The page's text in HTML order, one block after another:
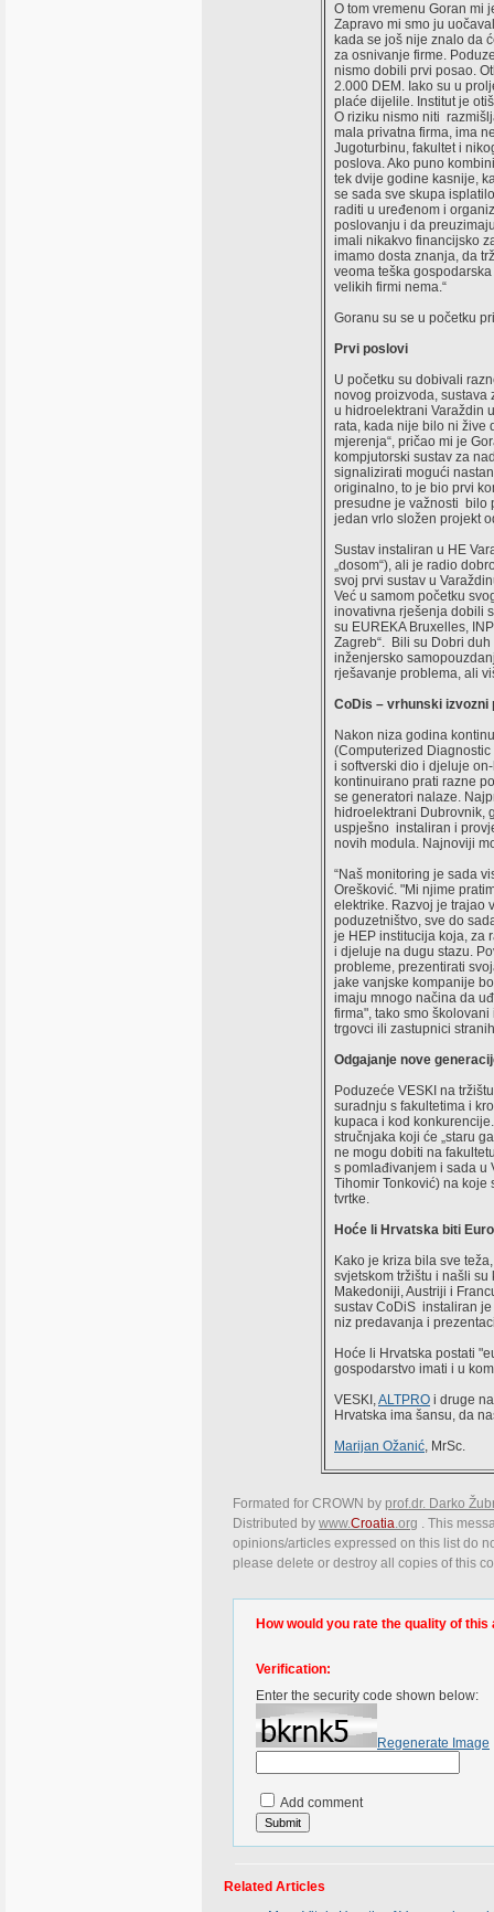
O tom vremenu Goran mi
Zapravo mi smo ju
kada se još nije znalo da
za osnivanje firme.
nismo dobili prvi posao.
2.000 DEM. Iako su u
plaće dijelile. Institut je
O riziku nismo niti
mala privatna firma, ima
Jugoturbinu, fakultet i
poslova. Ako puno
tek dvije godine kasnije,
se sada sve skupa
raditi u uređenom i
poslovanju i da
imali nikakvo financijsko
imamo dosta znanja, da
veoma teška
velikih firmi nema.“
Goranu su se u početku
Prvi poslovi
U početku su dobivali
novog proizvoda, sustava
u hidroelektrani Varaždin
rata, kada nije bilo ni žive
mjerenja“, pričao mi je
kompjutorski sustav za
signalizirati mogući
originalno, to je bio prvi
presudne je važnosti bilo
jedan vrlo složen projekt
Sustav instaliran u HE
„dosom“), ali je radio
svoj prvi sustav u
Već u samom početku
inovativna rješenja dobili
su EUREKA Bruxelles,
Zagreb“. Bili su Dobri
inženjersko
rješavanje problema, ali
CoDis – vrhunski
Nakon niza godina
(Computerized
i softverski dio i djeluje
kontinuirano prati razne
se generatori nalaze.
hidroelektrani Dubrovnik,
uspješno instaliran i
novih modula. Najnoviji
“Naš monitoring je sada
Orešković. "Mi njime
elektrike. Razvoj je trajao
poduzetništvo, sve do
je HEP institucija koja, za
i djeluje na dugu stazu.
probleme, prezentirati
jake vanjske kompanije
imaju mnogo načina da
firma", tako smo
trgovci ili zastupnici
Odgajanje nove
Poduzeće VESKI na
suradnju s fakultetima i
kupaca i kod
stručnjaka koji će „staru
ne mogu dobiti na
s pomlađivanjem i sada u
Tihomir Tonković) na
tvrtke.
Hoće li Hrvatska biti
Kako je kriza bila sve
svjetskom tržištu i našli
Makedoniji, Austriji i
sustav CoDiS instaliran je
niz predavanja i
Hoće li Hrvatska postati
gospodarstvo imati i u
VESKI,ALTPRO i druge
Hrvatska ima šansu, da
Marijan Ožanić, MrSc.
Formated for CROWN by prof.dr. Darko
Distributed by www.Croatia.org . This
opinions/articles expressed on this list do
please delete or destroy all copies of this
How would you rate the quality of this
Verification:
Enter the security code shown below:
Regenerate Image
Add comment
Related Articles